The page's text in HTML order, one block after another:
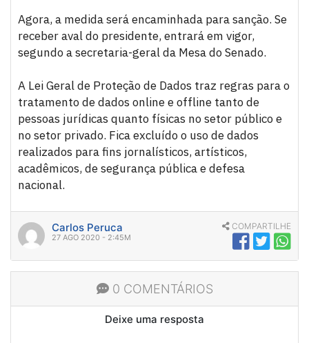
Agora, a medida será encaminhada para sanção. Se
receber aval do presidente, entrará em vigor,
segundo a secretaria-geral da Mesa do Senado.
A Lei Geral de Proteção de Dados traz regras para o
tratamento de dados online e offline tanto de
pessoas jurídicas quanto físicas no setor público e
no setor privado. Fica excluído o uso de dados
realizados para fins jornalísticos, artísticos,
acadêmicos, de segurança pública e defesa
nacional.
Carlos Peruca
27 AGO 2020 - 2:45M
COMPARTILHE
0 COMENTÁRIOS
Deixe uma resposta